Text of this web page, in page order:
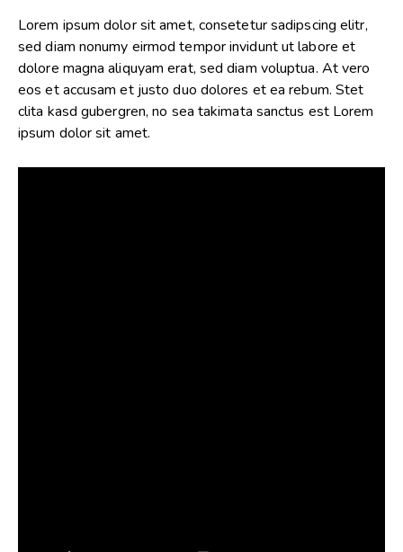
Lorem ipsum dolor sit amet, consetetur sadipscing elitr,
sed diam nonumy eirmod tempor invidunt ut labore et
dolore magna aliquyam erat, sed diam voluptua. At vero
eos et accusam et justo duo dolores et ea rebum. Stet
clita kasd gubergren, no sea takimata sanctus est Lorem
ipsum dolor sit amet.